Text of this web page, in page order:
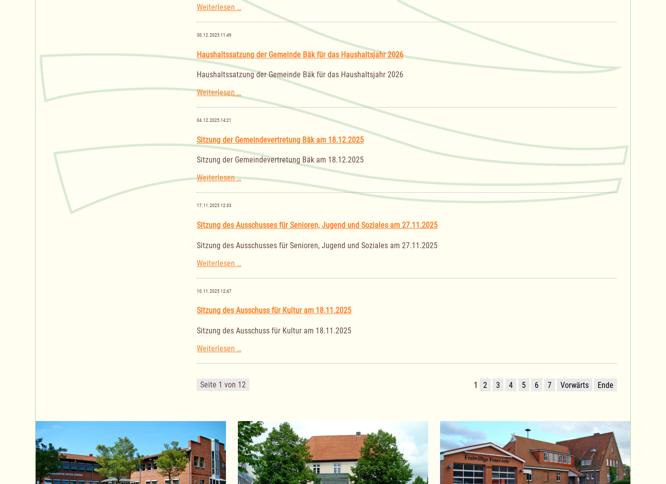
Weiterlesen …Sitzung
Ausschusses
Jugend
Soziales
30.12.2025 11:49
Haushaltssatzung der Gemeinde Bäk für das Haushaltsjahr 2026
Haushaltssatzung der Gemeinde Bäk für das Haushaltsjahr 2026
Weiterlesen …Haushaltssatzung
der
das
Haushaltsjahr
2026
04.12.2025 14:21
Sitzung der Gemeindevertretung Bäk am 18.12.2025
Sitzung der Gemeindevertretung Bäk am 18.12.2025
Weiterlesen …Sitzung
18.12.2025
17.11.2025 12:33
Sitzung des Ausschusses für Senioren, Jugend und Soziales am 27.11.2025
Sitzung des Ausschusses für Senioren, Jugend und Soziales am 27.11.2025
Weiterlesen …
Ausschusses
Jugend
Soziales
10.11.2025 12:47
Sitzung des Ausschuss für Kultur am 18.11.2025
Sitzung des Ausschuss für Kultur am 18.11.2025
Weiterlesen …
Ausschuss
Kultur
Seite 1 von 12 1 2 3 4 5 6 7 Vorwärts Ende